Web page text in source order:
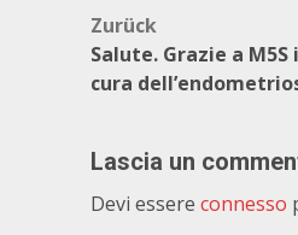
Zurück
Salute. Grazie a
cura
Lascia un
Devi essere connesso